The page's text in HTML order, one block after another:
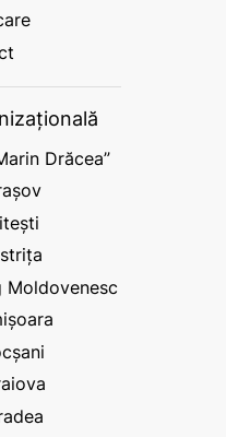
Drăcea”
Moldovenesc